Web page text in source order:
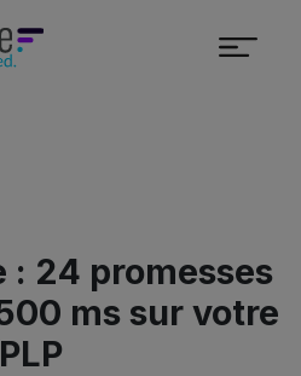
: 24 promesses
ms sur votre
PLP